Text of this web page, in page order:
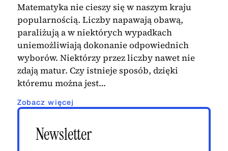
Matematyka nie cieszy się w naszym kraju
popularnością. Liczby napawają obawą,
paraliżują a w niektórych wypadkach
uniemożliwiają dokonanie odpowiednich
wyborów. Niektórzy przez liczby nawet nie
zdają matur. Czy istnieje sposób, dzięki
któremu można jest…
Zobacz więcej
Newsletter